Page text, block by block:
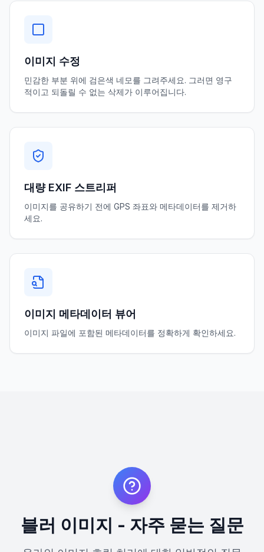
이미지 수정
민감한 부분 위에 검은색 네모를 그려주세요. 그러면 영구
적이고 되돌릴 수 없는 삭제가 이루어집니다.
대량 EXIF ​​스트리퍼
이미지를 공유하기 전에 GPS 좌표와 메타데이터를 제거하
세요.
이미지 메타데이터 뷰어
이미지 파일에 포함된 메타데이터를 정확하게 확인하세요.
블러 이미지 - 자주 묻는 질문